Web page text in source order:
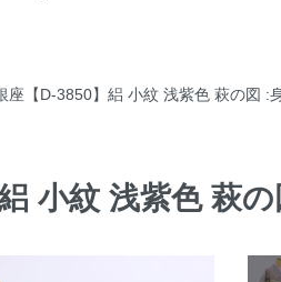
座【D-3850】絽 小紋 浅紫色 萩の図 :
小紋 浅紫色 萩